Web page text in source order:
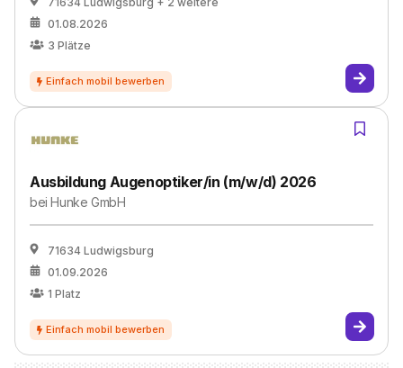
01.08.2026
3 Plätze
Ausbildung Augenoptiker/in (m/w/d) 2026
beiHunke GmbH
71634 Ludwigsburg
01.09.2026
1 Platz